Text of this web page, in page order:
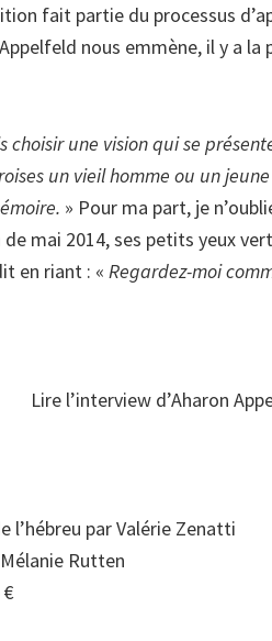
fait partie du processus
nous emmène, il y a
choisir une vision qui se
un vieil homme ou un
» Pour ma part, je
mai 2014, ses petits yeux
en riant : « Regardez-moi
Lire l’interview d’Aharon
l’hébreu par Valérie Zenatti
Rutten
€